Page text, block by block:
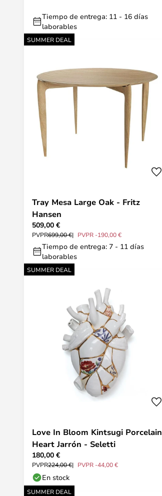
Tiempo de entrega: 11 - 16 días
laborables
SUMMER DEAL
Tray Mesa Large Oak - Fritz
Hansen
509,00 €
PVPR699,00 € PVPR -190,00 €
Tiempo de entrega: 7 - 11 días
laborables
SUMMER DEAL
Love In Bloom Kintsugi Porcelain
Heart Jarrón - Seletti
180,00 €
PVPR224,00 € PVPR -44,00 €
En stock
SUMMER DEAL